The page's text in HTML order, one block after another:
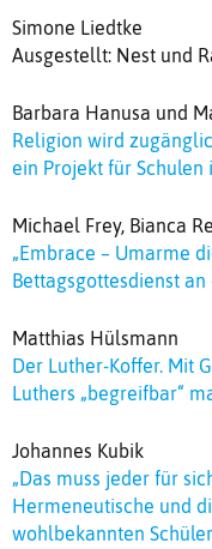
Simone Liedtke
Ausgestellt: Nest und
Barbara Hanusa und
Religion wird
ein Projekt für
Michael Frey, Bianca
„Embrace – Umarme
Bettagsgottesdienst
Matthias Hülsmann
Der Luther-Koffer. Mit
Luthers „begreifbar“
Johannes Kubik
„Das muss jeder für
Hermeneutische und
wohlbekannten